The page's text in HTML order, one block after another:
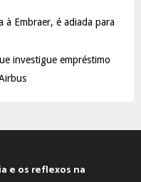
à Embraer, é adiada para
investigue empréstimo
e os reflexos na